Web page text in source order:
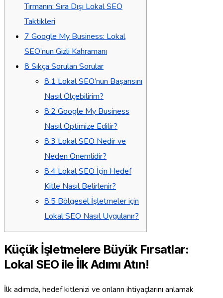
Tırmanın: Sıra Dışı Lokal SEO
Taktikleri
7 Google My Business: Lokal
SEO’nun Gizli Kahramanı
8 Sıkça Sorulan Sorular
8.1 Lokal SEO’nun Başarısını
Nasıl Ölçebilirim?
8.2 Google My Business
Nasıl Optimize Edilir?
8.3 Lokal SEO Nedir ve
Neden Önemlidir?
8.4 Lokal SEO İçin Hedef
Kitle Nasıl Belirlenir?
8.5 Bölgesel İşletmeler için
Lokal SEO Nasıl Uygulanır?
Küçük İşletmelere Büyük Fırsatlar:
Lokal SEO ile İlk Adımı Atın!
İlk adımda, hedef kitlenizi ve onların ihtiyaçlarını anlamak